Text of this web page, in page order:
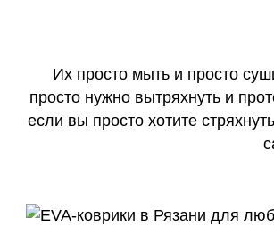
Их просто мыть и просто
просто нужно вытряхнуть и
если вы просто хотите